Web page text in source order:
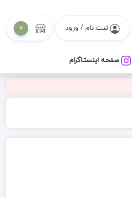
ثبت نام / ورود 0
صفحه اینستاگرام